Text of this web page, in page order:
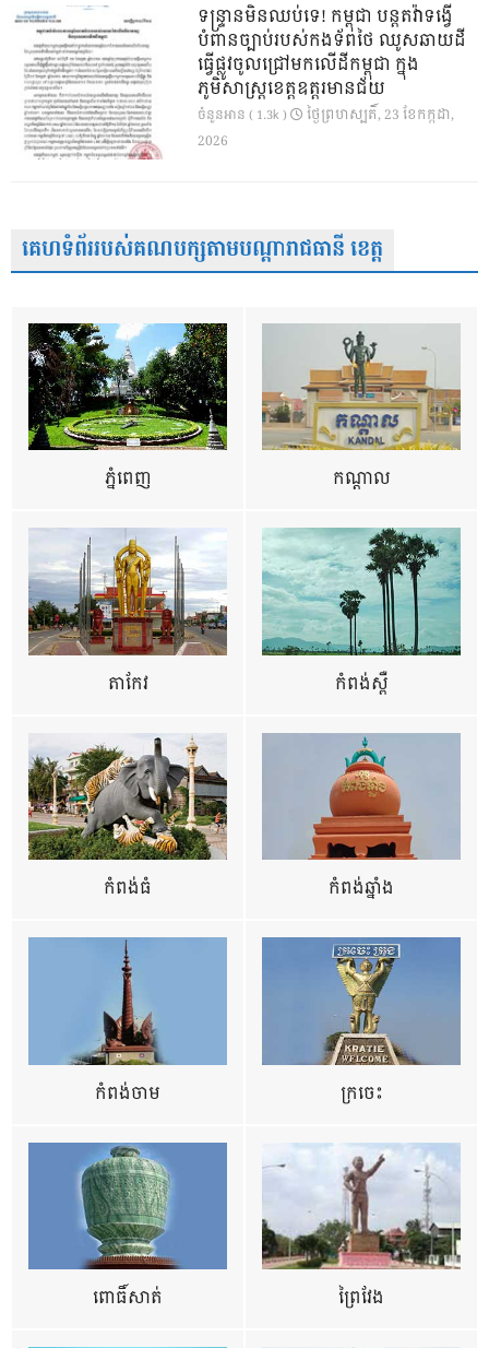
ទន្ទ្រានមិនឈប់ទេ! កម្ពុជា បន្តតវ៉ាទង្វើ
បំពានច្បាប់របស់កងទ័ពថៃ ឈូសឆាយដី
ធ្វើផ្លូវចូលជ្រៅមកលើដីកម្ពុជា ក្នុង
ភូមិសាស្ត្រខេត្តឧត្តរមានជ័យ
ចំនួនអាន ( 1.3k )
ថ្ងៃ​ព្រហស្បតិ៍, 23 ខែ​កក្កដា,
2026
គេហទំព័ររបស់គណបក្សតាមបណ្តារាជធានី ខេត្ត
ភ្នំពេញ កណ្តាល
តាកែវ កំពង់ស្ពឺ
កំពង់ធំ កំពង់ឆ្នាំង
កំពង់ចាម ក្រចេះ
ពោធិ៍សាត់ ព្រៃវែង